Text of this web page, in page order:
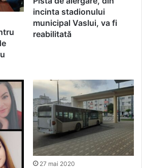
incinta stadionului
municipal Vaslui, va fi
reabilitată
27 mai 2020